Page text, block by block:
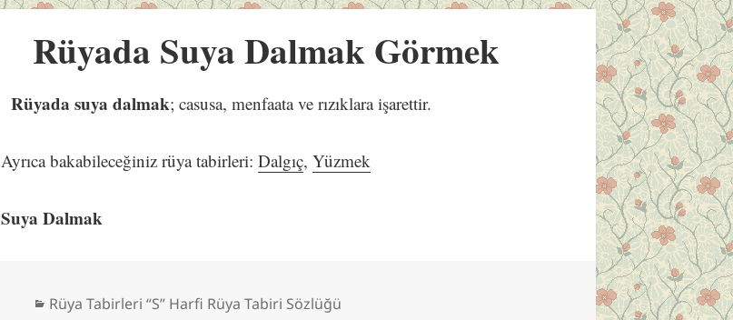
Rüyada Suya Dalmak Görmek
Rüyada suya dalmak; casusa, menfaata ve rızıklara işarettir.
Ayrıca bakabileceğiniz rüya tabirleri:Dalgıç,Yüzmek
Suya Dalmak
Kategoriler
Rüya Tabirleri “S” Harfi Rüya Tabiri Sözlüğü